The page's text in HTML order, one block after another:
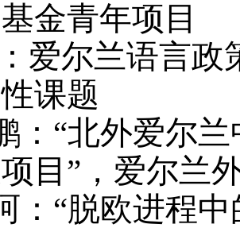
金青年项目
爱尔兰语言
课题
：“北外爱尔
目”，爱尔兰
：“脱欧进程